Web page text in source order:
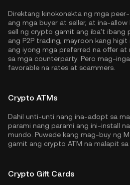
Direktang kinokonekta ng mga
ang mga buyer at seller, at ina-
sell ng crypto gamit ang iba't ibang
ang P2P trading, mayroon kang
ang iyong mga preferred na offer
sa mga counterparty. Pero mag-
favorable na rates at scammers.
Crypto ATMs
Dahil unti-unti nang ina-adopt sa
parami nang parami ang ini-install
mundo. Puwede kang mag-buy ng
gamit ang crypto ATM na malapit
Crypto Gift Cards